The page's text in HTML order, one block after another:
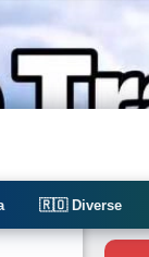
🇷🇴 Diverse